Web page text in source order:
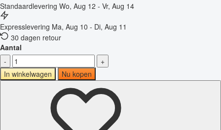
Standaardlevering Wo, Aug 12 - Vr, Aug 14
Expresslevering Ma, Aug 10 - Di, Aug 11
30 dagen retour
Aantal
-
+
In winkelwagen
Nu kopen